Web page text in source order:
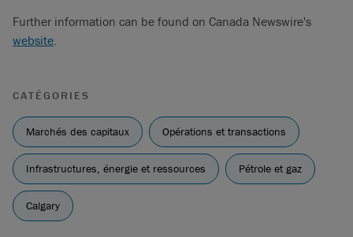
Further information can be found on Canada Newswire's
website.
CATÉGORIES
Marchés des capitaux Opérations et transactions
Infrastructures, énergie et ressources Pétrole et gaz
Calgary